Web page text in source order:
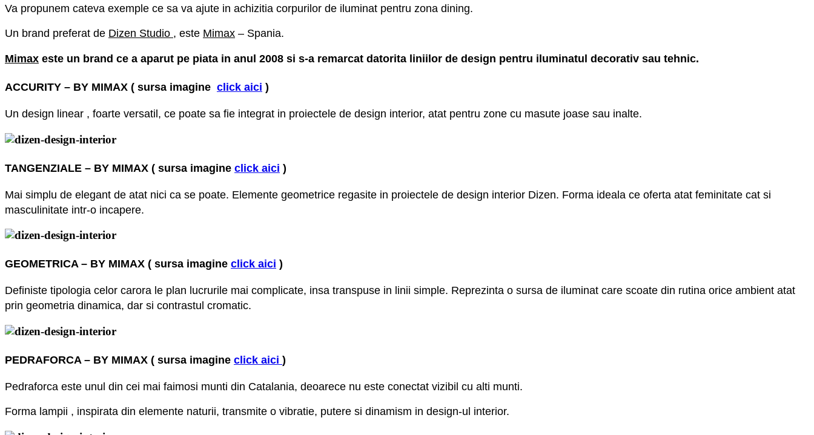
Va propunem cateva exemple ce sa va ajute in achizitia corpurilor de iluminat pentru zona dining.
Un brand preferat de Dizen Studio , este Mimax – Spania.
Mimax este un brand ce a aparut pe piata in anul 2008 si s-a remarcat datorita liniilor de design pentru iluminatul decorativ sau tehnic.
ACCURITY – BY MIMAX ( sursa imagine click aici )
Un design linear , foarte versatil, ce poate sa fie integrat in proiectele de design interior, atat pentru zone cu masute joase sau inalte.
TANGENZIALE – BY MIMAX ( sursa imagine click aici )
Mai simplu de elegant de atat nici ca se poate. Elemente geometrice regasite in proiectele de design interior Dizen. Forma ideala ce oferta atat feminitate cat si
masculinitate intr-o incapere.
GEOMETRICA – BY MIMAX ( sursa imagine click aici )
Definiste tipologia celor carora le plan lucrurile mai complicate, insa transpuse in linii simple. Reprezinta o sursa de iluminat care scoate din rutina orice ambient atat
prin geometria dinamica, dar si contrastul cromatic.
PEDRAFORCA – BY MIMAX ( sursa imagine click aici )
Pedraforca este unul din cei mai faimosi munti din Catalania, deoarece nu este conectat vizibil cu alti munti.
Forma lampii , inspirata din elemente naturii, transmite o vibratie, putere si dinamism in design-ul interior.